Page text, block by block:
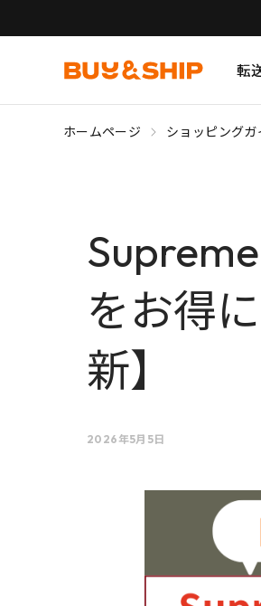
転
ホームページ ショッピングガ
をお得
新】
2026年5月5日